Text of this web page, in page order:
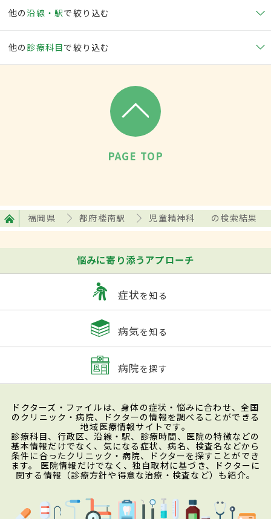
他の沿線・駅で絞り込む
他の 診療科目で絞り込む
PAGE TOP
福岡県 都府楼南駅 児童精神科 の検索結果
悩みに寄り添うアプローチ
症状を知る
病気を知る
病院を探す
ドクターズ・ファイルは、身体の症状・悩みに合わせ、全国
のクリニック・病院、ドクターの情報を調べることができる
地域医療情報サイトです。
診療科目、行政区、沿線・駅、診療時間、医院の特徴などの
基本情報だけでなく、気になる症状、病名、検査名などから
条件に合ったクリニック・病院、ドクターを探すことができ
ます。 医院情報だけでなく、独自取材に基づき、ドクターに
関する情報（診療方針や得意な治療・検査など）も紹介。